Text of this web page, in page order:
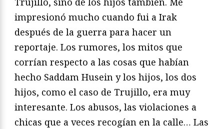
impresionó mucho cuando fui a Irak
después de la guerra para hacer un
reportaje. Los rumores, los mitos que
corrían respecto a las cosas que habían
hecho Saddam Husein y los hijos, los dos
hijos, como el caso de Trujillo, era muy
interesante. Los abusos, las violaciones a
chicas que a veces recogían en la calle… Las